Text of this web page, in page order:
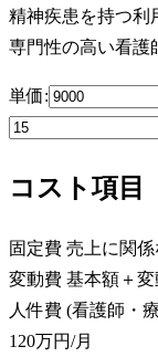
精神疾患を持つ利
専門性の高い看護
単価:
コスト項目
固定費 売上に関
変動費 基本額＋変
人件費 (看護師・
120万円/月